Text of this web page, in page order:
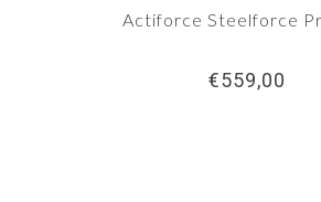
Actiforce Steelforce
€559,00